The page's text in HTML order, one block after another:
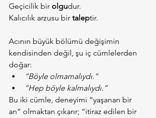
Geçicilik bir olgudur.
Kalıcılık arzusu bir taleptir.
Acının büyük bölümü değişimin
kendisinden değil, şu iç cümlelerden
doğar:
“Böyle olmamalıydı.”
“Hep böyle kalmalıydı.”
Bu iki cümle, deneyimi “yaşanan bir
an” olmaktan çıkarır; “itiraz edilen bir